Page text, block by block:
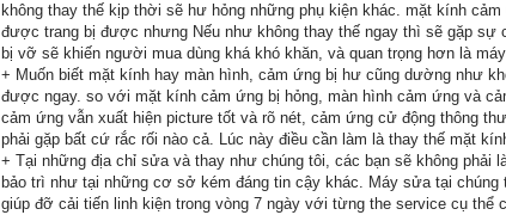
không thay thế kịp thời sẽ hư hỏng những phụ kiện khác. mặt kính
được trang bị được nhưng Nếu như không thay thế ngay thì sẽ gặp
bị vỡ sẽ khiến người mua dùng khá khó khăn, và quan trọng hơn là
+ Muốn biết mặt kính hay màn hình, cảm ứng bị hư cũng dường như
được ngay. so với mặt kính cảm ứng bị hỏng, màn hình cảm ứng và
cảm ứng vẫn xuất hiện picture tốt và rõ nét, cảm ứng cử động thông
phải gặp bất cứ rắc rối nào cả. Lúc này điều cần làm là thay thế mặt
+ Tại những địa chỉ sửa và thay như chúng tôi, các bạn sẽ không phải
bảo trì như tại những cơ sở kém đáng tin cậy khác. Máy sửa tại chúng
giúp đỡ cải tiến linh kiện trong vòng 7 ngày với từng the service cụ thể